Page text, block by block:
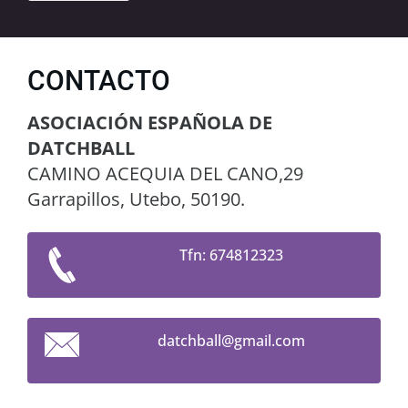
CONTACTO
ASOCIACIÓN ESPAÑOLA DE
DATCHBALL
CAMINO ACEQUIA DEL CANO,29
Garrapillos, Utebo, 50190.
Tfn: 674812323
datchball@gmail.com